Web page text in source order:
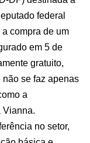
federal
compra de um
em 5 de
gratuito,
se faz apenas
a
Vianna.
no setor,